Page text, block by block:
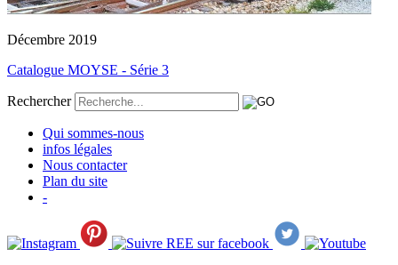
Décembre 2019
Catalogue MOYSE - Série 3
Rechercher
Qui sommes-nous
infos légales
Nous contacter
Plan du site
-